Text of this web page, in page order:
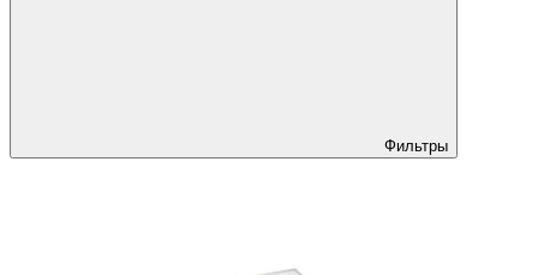
Фильтры